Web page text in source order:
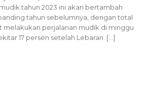
tahun 2023 ini akan bertambah
tahun sebelumnya, dengan total
melakukan perjalanan mudik di minggu
17 persen setelah Lebaran. […]